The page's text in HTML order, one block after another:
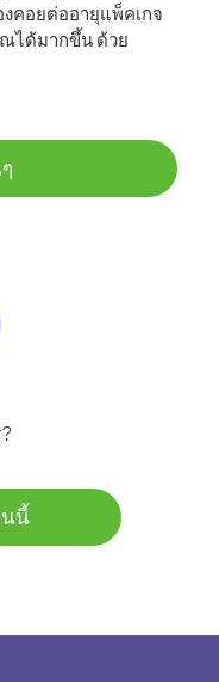
คอยต่ออายุแพ็คเกจ
ได้มากขึ้น ด้วย
นี้